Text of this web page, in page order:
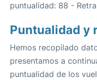
puntualidad: 88 -
Puntualidad y
Hemos recopilado
presentamos a
puntualidad de los